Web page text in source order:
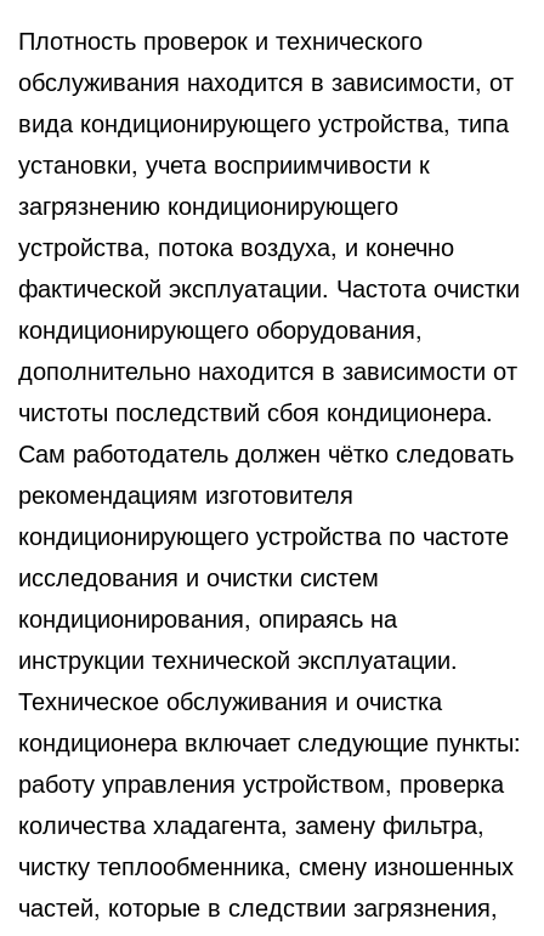
Плотность проверок и технического
обслуживания находится в зависимости, от
вида кондиционирующего устройства, типа
установки, учета восприимчивости к
загрязнению кондиционирующего
устройства, потока воздуха, и конечно
фактической эксплуатации. Частота очистки
кондиционирующего оборудования,
дополнительно находится в зависимости от
чистоты последствий сбоя кондиционера.
Сам работодатель должен чётко следовать
рекомендациям изготовителя
кондиционирующего устройства по частоте
исследования и очистки систем
кондиционирования, опираясь на
инструкции технической эксплуатации.
Техническое обслуживания и очистка
кондиционера включает следующие пункты:
работу управления устройством, проверка
количества хладагента, замену фильтра,
чистку теплообменника, смену изношенных
частей, которые в следствии загрязнения,